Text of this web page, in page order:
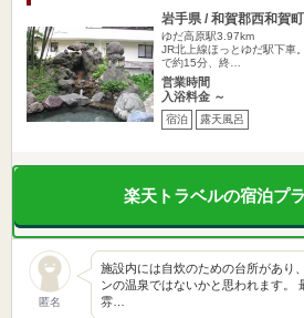
岩手県 / 和賀郡西和賀
ゆだ高原駅3.97km
JR北上線ほっとゆだ駅下車
で約15分、終…
営業時間
入浴料金 ～
宿泊 露天風呂
楽天トラベルの宿泊プ
匿名
施設内には自炊のための台所があり
ンの温泉ではないかと思われます。
雰…